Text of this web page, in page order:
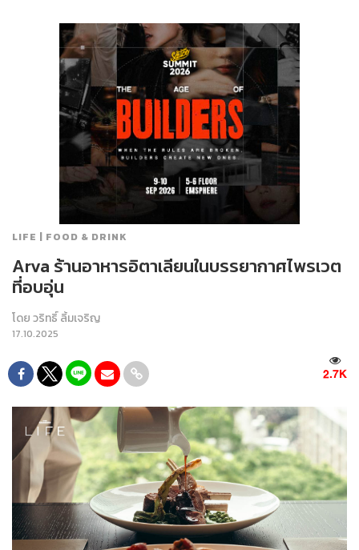
LIFE | FOOD & DRINK
Arva ร้านอาหารอิตาเลียนในบรรยากาศไพรเวต
ที่อบอุ่น
โดยวริทธิ์ ลิ้มเจริญ
17.10.2025
2.7K